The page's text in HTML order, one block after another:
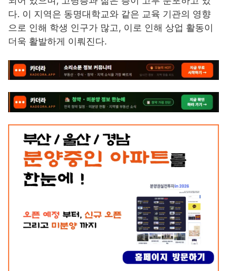
다. 이 지역은 동명대학교와 같은 교육 기관의 영향
으로 인해 학생 인구가 많고, 이로 인해 상업 활동이
더욱 활발하게 이뤄진다.